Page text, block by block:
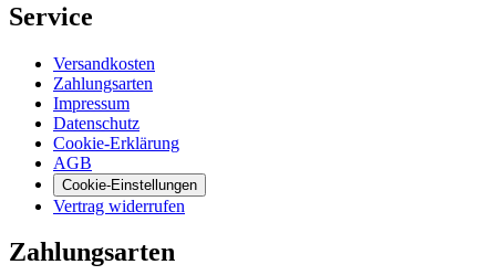
Service
Versandkosten
Zahlungsarten
Impressum
Datenschutz
Cookie-Erklärung
AGB
Cookie-Einstellungen
Vertrag widerrufen
Zahlungsarten